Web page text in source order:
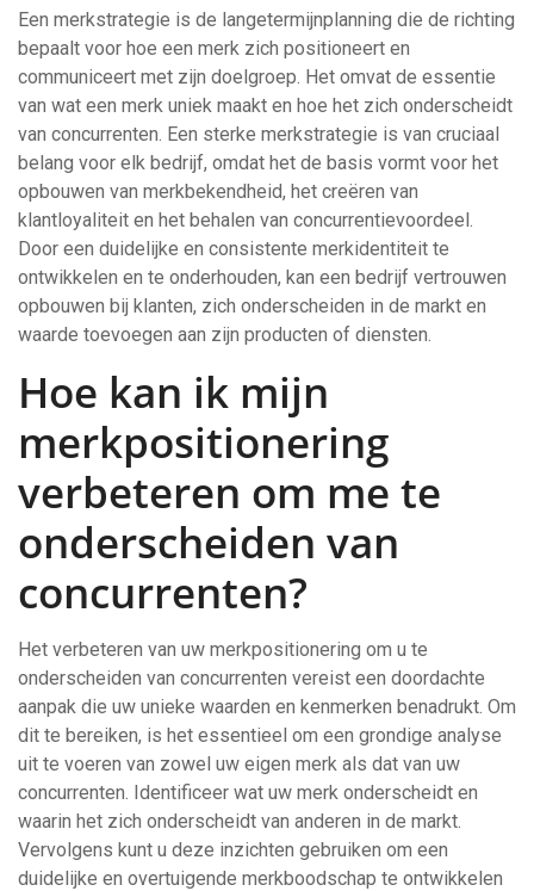
Een merkstrategie is de langetermijnplanning die de richting
bepaalt voor hoe een merk zich positioneert en
communiceert met zijn doelgroep. Het omvat de essentie
van wat een merk uniek maakt en hoe het zich onderscheidt
van concurrenten. Een sterke merkstrategie is van cruciaal
belang voor elk bedrijf, omdat het de basis vormt voor het
opbouwen van merkbekendheid, het creëren van
klantloyaliteit en het behalen van concurrentievoordeel.
Door een duidelijke en consistente merkidentiteit te
ontwikkelen en te onderhouden, kan een bedrijf vertrouwen
opbouwen bij klanten, zich onderscheiden in de markt en
waarde toevoegen aan zijn producten of diensten.
Hoe kan ik mijn
merkpositionering
verbeteren om me te
onderscheiden van
concurrenten?
Het verbeteren van uw merkpositionering om u te
onderscheiden van concurrenten vereist een doordachte
aanpak die uw unieke waarden en kenmerken benadrukt. Om
dit te bereiken, is het essentieel om een grondige analyse
uit te voeren van zowel uw eigen merk als dat van uw
concurrenten. Identificeer wat uw merk onderscheidt en
waarin het zich onderscheidt van anderen in de markt.
Vervolgens kunt u deze inzichten gebruiken om een ​​
duidelijke en overtuigende merkboodschap te ontwikkelen